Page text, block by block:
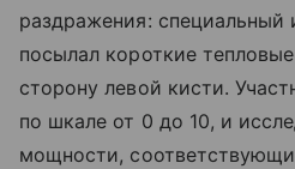
раздражения: специальный
посылал короткие
сторону левой кисти.
по шкале от 0 до 10, и
мощности,